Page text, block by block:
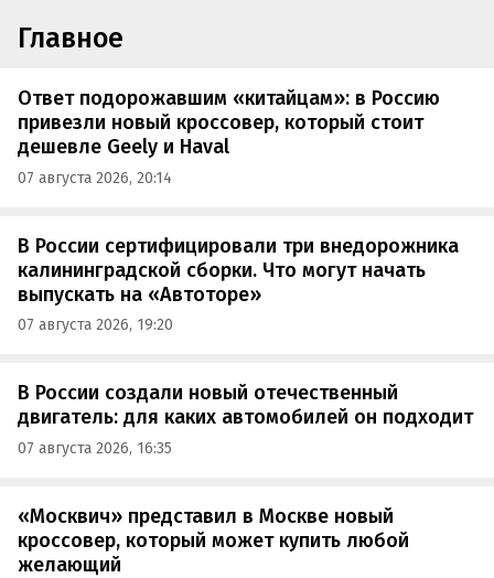
Главное
Ответ подорожавшим «китайцам»: в Россию
привезли новый кроссовер, который стоит
дешевле Geely и Haval
07 августа 2026, 20:14
В России сертифицировали три внедорожника
калининградской сборки. Что могут начать
выпускать на «Автоторе»
07 августа 2026, 19:20
В России создали новый отечественный
двигатель: для каких автомобилей он подходит
07 августа 2026, 16:35
«Москвич» представил в Москве новый
кроссовер, который может купить любой
желающий